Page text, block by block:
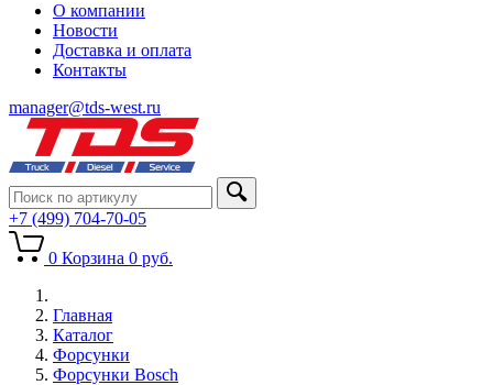
О компании
Новости
Доставка и оплата
Контакты
manager@tds-west.ru
+7 (499) 704-70-05
0 Корзина 0 руб.
Главная
Каталог
Форсунки
Форсунки Bosch